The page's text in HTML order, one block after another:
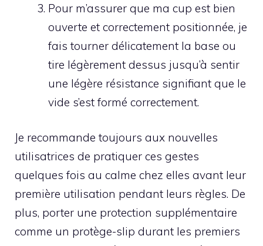
Pour m’assurer que ma cup est bien
ouverte et correctement positionnée, je
fais tourner délicatement la base ou
tire légèrement dessus jusqu’à sentir
une légère résistance signifiant que le
vide s’est formé correctement.
Je recommande toujours aux nouvelles
utilisatrices de pratiquer ces gestes
quelques fois au calme chez elles avant leur
première utilisation pendant leurs règles. De
plus, porter une protection supplémentaire
comme un protège-slip durant les premiers